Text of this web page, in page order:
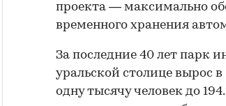
проекта — максимально
временного хранения
За последние 40 лет парк
уральской столице вырос
одну тысячу человек до